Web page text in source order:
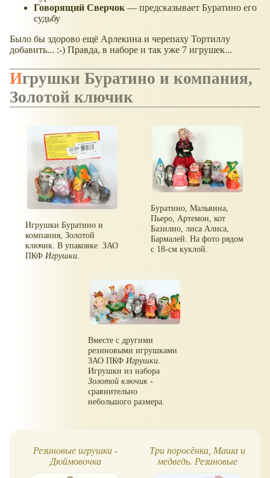
Говорящий Сверчок — предсказывает Буратино его
судьбу
Было бы здорово ещё Арлекина и черепаху Тортиллу
добавить... :-) Правда, в наборе и так уже 7 игрушек...
Игрушки Буратино и компания,
Золотой ключик
Игрушки Буратино и
компания, Золотой
ключик. В упаковке. ЗАО
ПКФИгрушки.
Буратино, Мальвина,
Пьеро, Артемон, кот
Базилио, лиса Алиса,
Бармалей. На фото рядом
с 18-см куклой.
Вместе с другими
резиновыми игрушками
ЗАО ПКФ Игрушки
Игрушки из набора
Золотой ключик -
сравнительно
небольшого размера.
Резиновые игрушки -
Дюймовочка
Три поросёнка, Маша и
медведь. Резиновые
игрушки